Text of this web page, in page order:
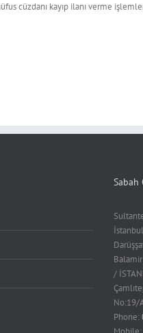
cüzdanı kayıp ilanı verme
Sabah
İstanbul
Balamir
/
No:19/
Phone: